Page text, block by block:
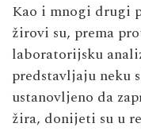
Kao i mnogi drugi
žirovi su, prema
laboratorijsku
predstavljaju neku
ustanovljeno da
žira, donijeti su u